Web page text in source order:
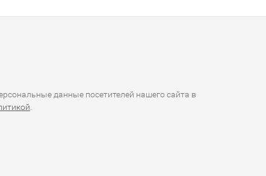
данные посетителей нашего сайта в